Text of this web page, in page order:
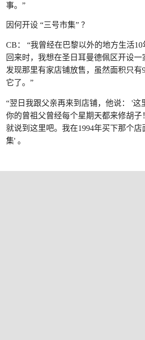
事。”
因何开设 “三号市集” ？
CB： “我曾经在巴黎以外的地方生活
回来时，我想在圣日耳曼德佩区开设
发现那里有家店铺放售，虽然面积只有
它了。”
“翌日我跟父亲再来到店铺，他说： '这
你的曾祖父曾经每个星期天都来修胡子
就说到这里吧。我在1994年买下那个
集' 。